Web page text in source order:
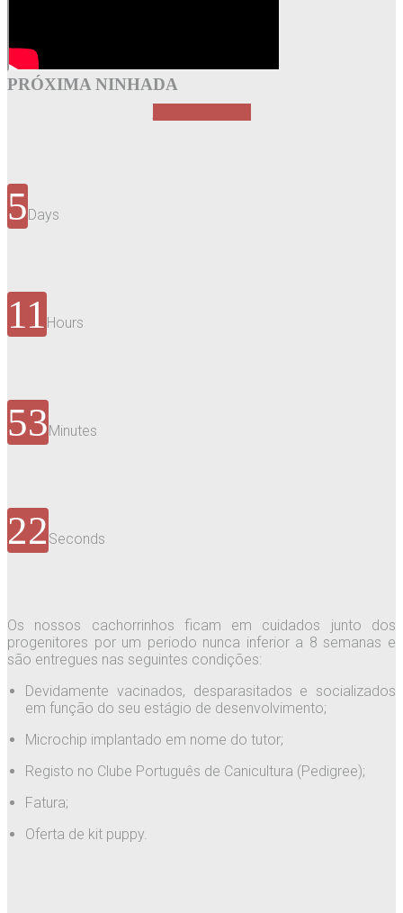
PRÓXIMA NINHADA
5Days
11 Hours
53Minutes
22 Seconds
Os nossos cachorrinhos ficam em cuidados junto dos
progenitores por um periodo nunca inferior a 8 semanas e
são entregues nas seguintes condições:
Devidamente vacinados, desparasitados e socializados
em função do seu estágio de desenvolvimento;
Microchip implantado em nome do tutor;
Registo no Clube Português de Canicultura (Pedigree);
Fatura;
Oferta de kit puppy.